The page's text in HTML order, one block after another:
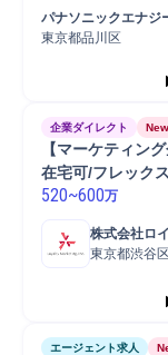
電池/電子材料
パナソニックエナジ
東京都品川区
企業ダイレクト New
【マーケティン
在宅可/フレックス
520~600万
株式会社ロ
東京都渋谷区
エージェント求人